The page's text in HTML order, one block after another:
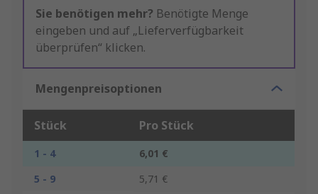
Sie benötigen mehr? Benötigte Menge
eingeben und auf „Lieferverfügbarkeit
überprüfen“ klicken.
Mengenpreisoptionen
Stück Pro Stück
1 - 4
6,01 €
5 - 9
5,71 €